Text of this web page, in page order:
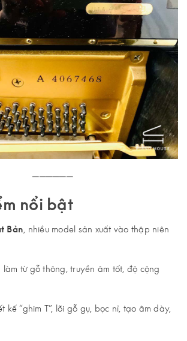
──────
nổi bật
Bản , nhiều model sản xuất vào thập niên
từ gỗ thông, truyền âm tốt, độ cộng
kế “ghim T”, lõi gỗ gụ, bọc nỉ, tạo âm dày,